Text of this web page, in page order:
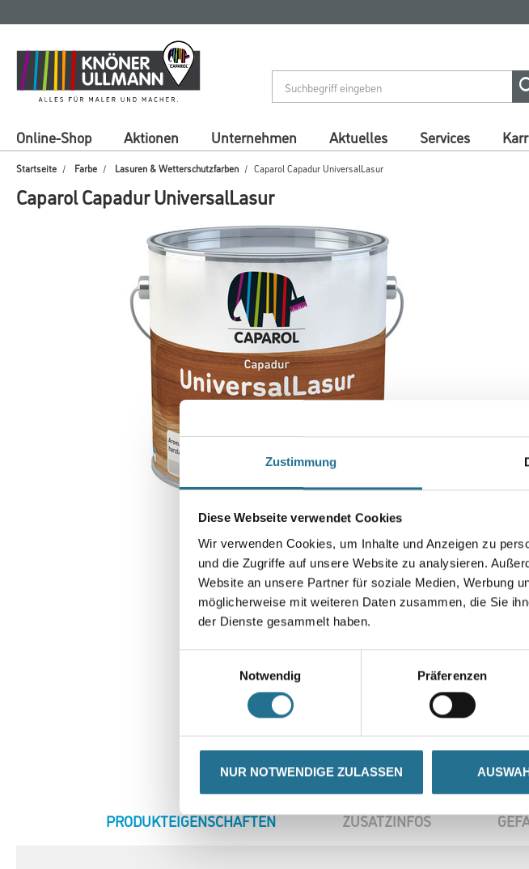
Zustimmung
Diese Webseite verwendet Cookies
Wir verwenden Cookies, um Inhalte und Anzeigen zu
und die Zugriffe auf unsere Website zu analysieren.
Website an unsere Partner für soziale Medien, Werbung
möglicherweise mit weiteren Daten zusammen, die Sie
der Dienste gesammelt haben.
Notwendig
Präferenzen
NUR NOTWENDIGE ZULASSEN
springen
springen
Online-Shop Aktionen Unternehmen Aktuelles Services
Startseite Farbe Lasuren & Wetterschutzfarben Caparol Capadur UniversalLasur
Caparol Capadur UniversalLasur
CURRENT
PRODUKTEIGENSCHAFTEN ZUSATZINFOS